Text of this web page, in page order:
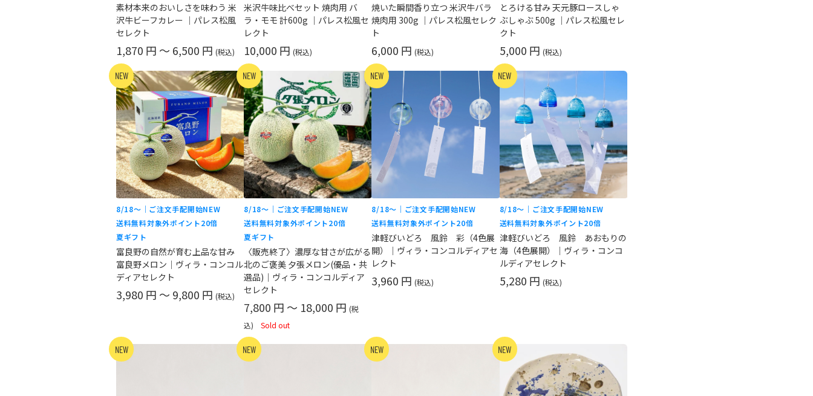
素材本来のおいしさを味わう 米
沢牛ビーフカレー ｜パレス松風
セレクト
1,870 円 ～ 6,500 円 (税込)
米沢牛味比べセット 焼肉用 バ
ラ・モモ 計600g ｜パレス松風セ
レクト
10,000 円 (税込)
焼いた瞬間香り立つ 米沢牛バラ
焼肉用 300g ｜パレス松風セレク
ト
6,000 円 (税込)
とろける甘み 天元豚ロースしゃ
ぶしゃぶ 500g ｜パレス松風セレ
クト
5,000 円 (税込)
8/18〜｜ご注文手配開始NEW
送料無料対象外ポイント20倍
夏ギフト
NEW
富良野の自然が育む上品な甘み
富良野メロン｜ヴィラ・コンコル
ディアセレクト
3,980 円 ～ 9,800 円 (税込)
8/18〜｜ご注文手配開始NEW
送料無料対象外ポイント20倍
夏ギフト
NEW
〈販売終了〉濃厚な甘さが広がる
北のご褒美 夕張メロン(優品・共
選品)｜ヴィラ・コンコルディア
セレクト
7,800 円 ～ 18,000 円 (税
込)
Sold out
8/18〜｜ご注文手配開始NEW
送料無料対象外ポイント20倍
NEW
津軽びいどろ 風鈴 彩（4色展
開）｜ヴィラ・コンコルディアセ
レクト
3,960 円 (税込)
8/18〜｜ご注文手配開始NEW
送料無料対象外ポイント20倍
NEW
津軽びいどろ 風鈴 あおもりの
海（4色展開）｜ヴィラ・コンコ
ルディアセレクト
5,280 円 (税込)
NEW NEW NEW NEW